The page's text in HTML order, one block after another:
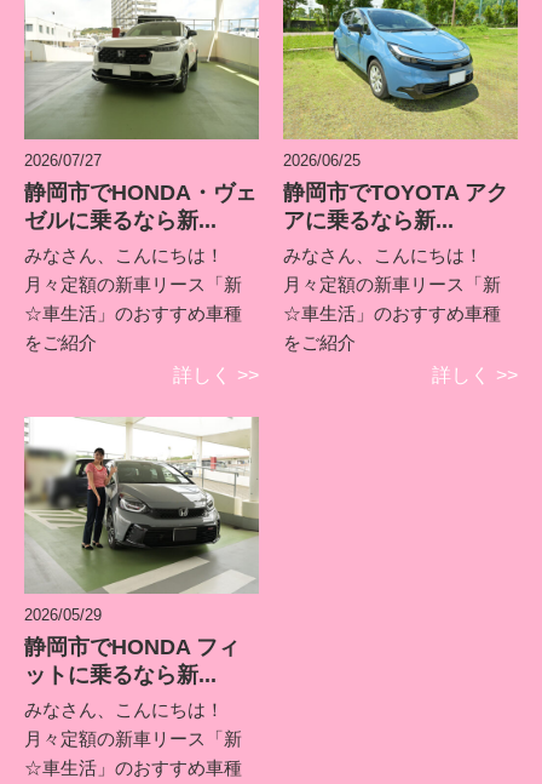
2026/07/27
静岡市でHONDA・ヴェ
ゼルに乗るなら新...
みなさん、こんにちは！
月々定額の新車リース「新
☆車生活」のおすすめ車種
をご紹介
詳しく
>>
2026/06/25
静岡市でTOYOTA アク
アに乗るなら新...
みなさん、こんにちは！
月々定額の新車リース「新
☆車生活」のおすすめ車種
をご紹介
詳しく
>>
2026/05/29
静岡市でHONDA フィ
ットに乗るなら新...
みなさん、こんにちは！
月々定額の新車リース「新
☆車生活」のおすすめ車種